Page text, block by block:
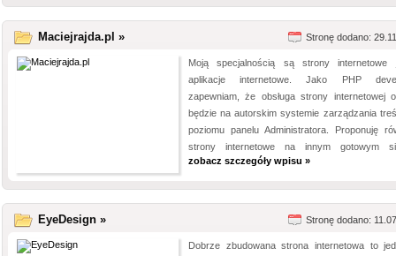
Maciejrajda.pl » Stronę dodano:
Moją specjalnością są strony
aplikacje internetowe. Jako PHP
zapewniam, że obsługa strony internetowej
będzie na autorskim systemie zarządzania
poziomu panelu Administratora. Proponuję
strony internetowe na innym gotowym
zobacz szczegóły wpisu »
EyeDesign » Stronę dodano:
Dobrze zbudowana strona internetowa to